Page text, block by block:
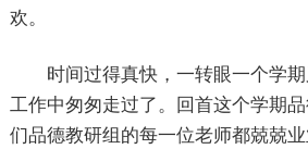
欢。
时间过得真快，一转眼一个学
工作中匆匆走过了。回首这个学期
们品德教研组的每一位老师都兢兢